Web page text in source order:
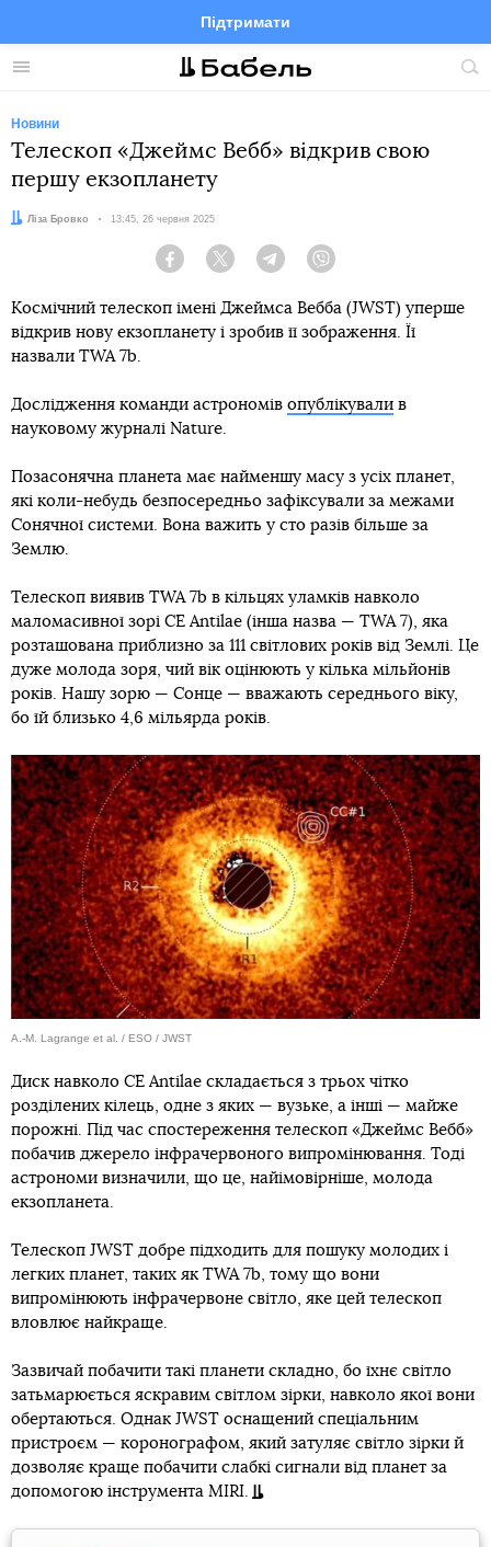
Меню
Підтримати
FacebookTelegramTwitter
Новини
Телескоп «Джеймс Вебб» відкрив свою
першу екзопланету
Автор:
Ліза Бровко Дата:
13:45, 26 червня 2025
Facebook Twitter Telegram
Космічний телескоп імені Джеймса Вебба (JWST) уперше
відкрив нову екзопланету і зробив її зображення. Її
назвали TWA 7b.
Дослідження команди астрономів опублікували в
науковому журналі Nature.
Позасонячна планета має найменшу масу з усіх планет,
які коли-небудь безпосередньо зафіксували за межами
Сонячної системи. Вона важить у сто разів більше за
Землю.
Телескоп виявив TWA 7b в кільцях уламків навколо
маломасивної зорі CE Antilae (інша назва — TWA 7), яка
розташована приблизно за 111 світлових років від Землі. Це
дуже молода зоря, чий вік оцінюють у кілька мільйонів
років. Нашу зорю — Сонце — вважають середнього віку,
бо їй близько 4,6 мільярда років.
A.-M. Lagrange et al. / ESO / JWST
Диск навколо CE Antilae складається з трьох чітко
розділених кілець, одне з яких — вузьке, а інші — майже
порожні. Під час спостереження телескоп «Джеймс Вебб»
побачив джерело інфрачервоного випромінювання. Тоді
астрономи визначили, що це, найімовірніше, молода
екзопланета.
Телескоп JWST добре підходить для пошуку молодих і
легких планет, таких як TWA 7b, тому що вони
випромінюють інфрачервоне світло, яке цей телескоп
вловлює найкраще.
Зазвичай побачити такі планети складно, бо їхнє світло
затьмарюється яскравим світлом зірки, навколо якої вони
обертаються. Однак JWST оснащений спеціальним
пристроєм — коронографом, який затуляє світло зірки й
дозволяє краще побачити слабкі сигнали від планет за
допомогою інструмента MIRI.